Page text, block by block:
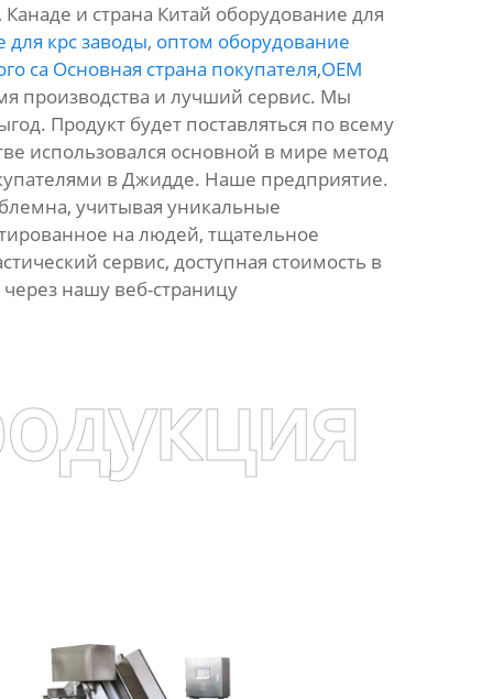
и страна Китай оборудование для
крс заводы, оптом оборудование
са Основная страна покупателя,OEM
производства и лучший сервис. Мы
Продукт будет поставляться по всему
использовался основной в мире метод
в Джидде. Наше предприятие.
учитывая уникальные
на людей, тщательное
сервис, доступная стоимость в
нашу веб-страницу